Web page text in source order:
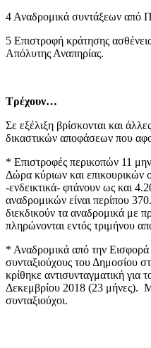
4 Αναδρομικά συντάξεων από
5 Επιστροφή κράτησης
Απόλυτης Αναπηρίας.
Τρέχουν…
Σε εξέλιξη βρίσκονται και
δικαστικών αποφάσεων που
* Επιστροφές περικοπών 11
Δώρα κύριων και επικουρικών
-ενδεικτικά- φτάνουν ως και
αναδρομικών είναι περίπου
διεκδικούν τα αναδρομικά με
πληρώνονται εντός τριμήνου
* Αναδρομικά από την Εισφορά
συνταξιούχους του Δημοσίου
κρίθηκε αντισυνταγματική
Δεκεμβρίου 2018 (23 μήνες).
συνταξιούχοι.